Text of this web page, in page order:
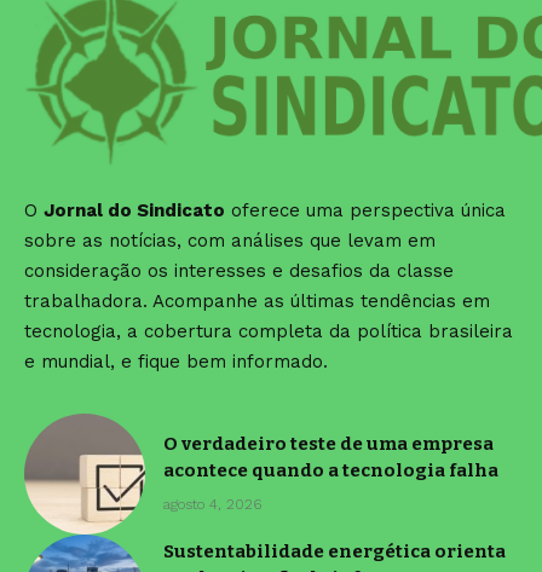
O Jornal do Sindicato oferece uma perspectiva única
sobre as notícias, com análises que levam em
consideração os interesses e desafios da classe
trabalhadora. Acompanhe as últimas tendências em
tecnologia, a cobertura completa da política brasileira
e mundial, e fique bem informado.
O verdadeiro teste de uma empresa
acontece quando a tecnologia falha
agosto 4, 2026
Sustentabilidade energética orienta